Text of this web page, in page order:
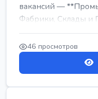
вакансий —
Фабрики, Склады и
заводы** ...
46 просмотров